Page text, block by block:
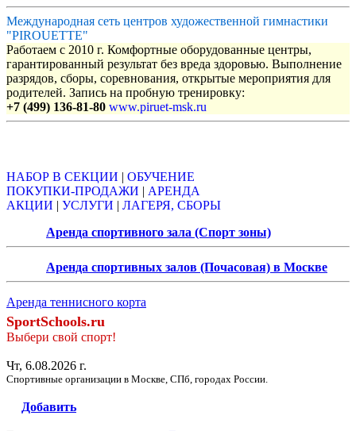
Международная сеть центров художественной гимнастики
"PIROUETTE"
Работаем с 2010 г. Комфортные оборудованные центры,
гарантированный результат без вреда здоровью. Выполнение
разрядов, сборы, соревнования, открытые мероприятия для
родителей. Запись на пробную тренировку:
+7 (499) 136-81-80 www.piruet-msk.ru
НАБОР В СЕКЦИИ | ОБУЧЕНИЕ
ПОКУПКИ-ПРОДАЖИ | АРЕНДА
АКЦИИ | УСЛУГИ | ЛАГЕРЯ, СБОРЫ
Аренда спортивного зала (Спорт зоны)
Аренда спортивных залов (Почасовая) в Москве
Аренда теннисного корта
SportSchools.ru
Выбери свой спорт!
Чт, 6.08.2026 г.
Спортивные организации в Москве, СПб, городах России.
Добавить